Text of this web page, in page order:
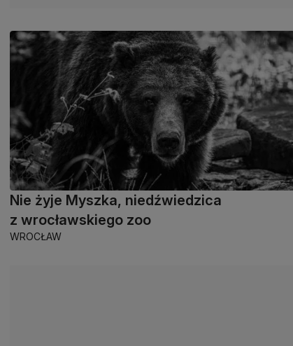
Nie żyje Myszka, niedźwiedzica
z wrocławskiego zoo
WROCŁAW